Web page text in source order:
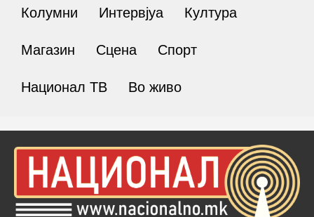
Колумни Интервјуа Култура
Магазин Сцена Спорт
Национал ТВ Во живо